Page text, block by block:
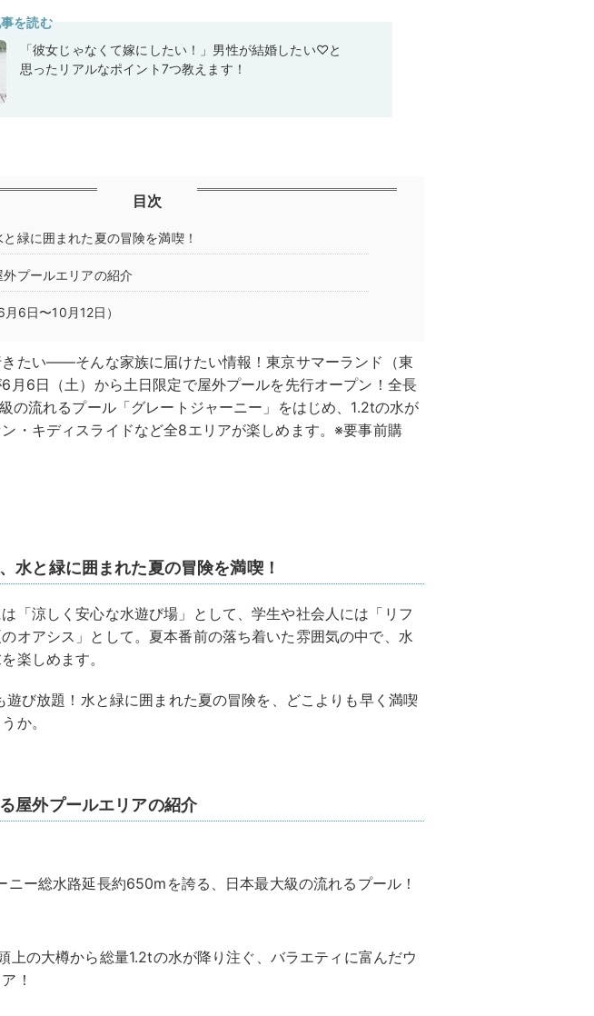
を読む
「彼女じゃなくて嫁にしたい！」男性が結婚したい♡と
思ったリアルなポイント7つ教えます！
目次
緑に囲まれた夏の冒険を満喫！
プールエリアの紹介
6日〜10月12日）
きたい——そんな家族に届けたい情報！東京サマーランド（東
月6日（土）から土日限定で屋外プールを先行オープン！全長
の流れるプール「グレートジャーニー」をはじめ、1.2tの水が
・キディスライドなど全8エリアが楽しめます。※要事前購
水と緑に囲まれた夏の冒険を満喫！
「涼しく安心な水遊び場」として、学生や社会人には「リフ
オアシス」として。夏本番前の落ち着いた雰囲気の中で、水
楽しめます。
遊び放題！水と緑に囲まれた夏の冒険を、どこよりも早く満喫
か。
屋外プールエリアの紹介
ニー総水路延長約650mを誇る、日本最大級の流れるプール！
上の大樽から総量1.2tの水が降り注ぐ、バラエティに富んだウ
！